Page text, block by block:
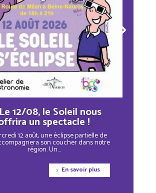
12/08, le Soleil nous
un spectacle !
12 août, une éclipse partielle de
son coucher dans notre
région. Un...
En savoir plus